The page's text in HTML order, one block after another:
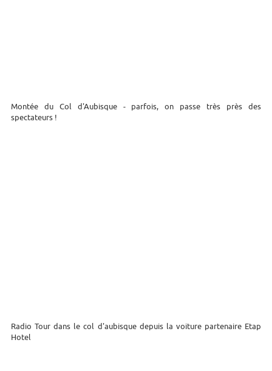
Montée du Col d'Aubisque - parfois, on passe très près des
spectateurs !
Radio Tour dans le col d'aubisque depuis la voiture partenaire Etap
Hotel